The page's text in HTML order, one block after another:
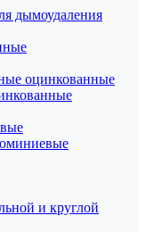
дымоудаления
оцинкованные
и круглой